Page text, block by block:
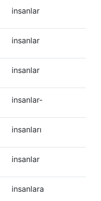
insanlar
insanlar
insanlar
insanlar-
insanları
insanlar
insanlara